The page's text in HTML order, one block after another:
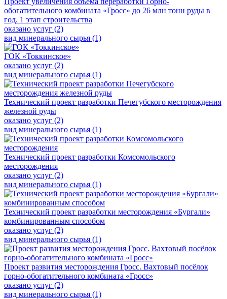
обогатительного комбината «Гросс» до 26 млн тонн руды в
год. 1 этап строительства
оказано услуг (2)
вид минерального сырья (1)
ГОК «Токкинское»
оказано услуг (2)
вид минерального сырья (1)
Технический проект разработки Печегубского месторождения
железной руды
оказано услуг (2)
вид минерального сырья (1)
Технический проект разработки Комсомольского
месторождения
оказано услуг (2)
вид минерального сырья (1)
Технический проект разработки месторождения «Бургали»
комбинированным способом
оказано услуг (2)
вид минерального сырья (1)
Проект развития месторождения Гросс. Вахтовый посёлок
горно-обогатительного комбината «Гросс»
оказано услуг (2)
вид минерального сырья (1)